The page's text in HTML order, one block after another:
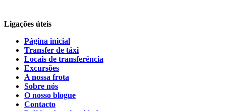
Ligações úteis
Página inicial
Transfer de táxi
Locais de transferência
Excursões
A nossa frota
Sobre nós
O nosso blogue
Contacto